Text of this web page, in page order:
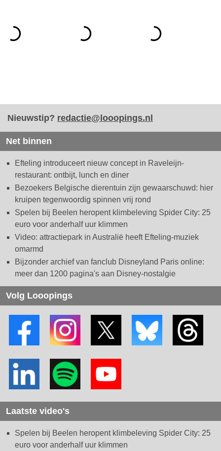
Nieuwstip? redactie@looopings.nl
Net binnen
Efteling introduceert nieuw concept in Raveleijn-
restaurant: ontbijt, lunch en diner
Bezoekers Belgische dierentuin zijn gewaarschuwd: hier
kruipen tegenwoordig spinnen vrij rond
Spelen bij Beelen heropent klimbeleving Spider City: 25
euro voor anderhalf uur klimmen
Video: attractiepark in Australië heeft Efteling-muziek
omarmd
Bijzonder archief van fanclub Disneyland Paris online:
meer dan 1200 pagina's aan Disney-nostalgie
Volg Looopings
Laatste video's
Spelen bij Beelen heropent klimbeleving Spider City: 25
euro voor anderhalf uur klimmen